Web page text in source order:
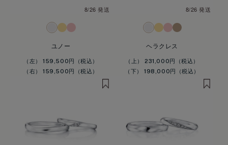
8/26 発送
ユノー
（左） 159,500円
（右） 159,500円
8/26 発送
ヘラクレス
（上） 231,000円
（下） 198,000円